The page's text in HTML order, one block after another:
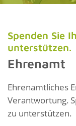
Spenden Sie
unterstützen.
Ehrenamt
Ehrenamtliches
Verantwortung.
zu unterstützen.